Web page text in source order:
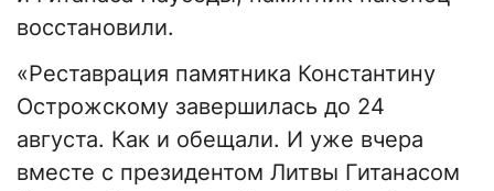
восстановили.
«Реставрация памятника Константину
Острожскому завершилась до 24
августа. Как и обещали. И уже вчера
вместе с президентом Литвы Гитанасом